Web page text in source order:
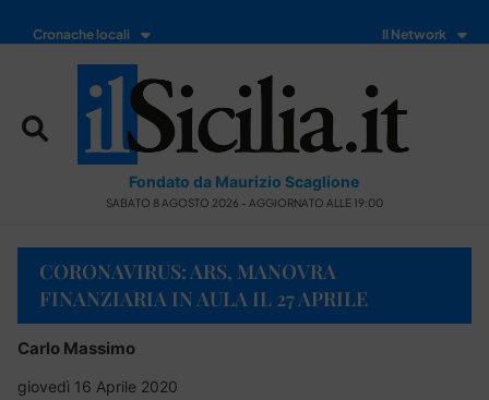
Cronache locali Il Network
Fondato da Maurizio Scaglione
SABATO 8 AGOSTO 2026 - AGGIORNATO ALLE 19:00
CORONAVIRUS: ARS, MANOVRA
FINANZIARIA IN AULA IL 27 APRILE
Carlo Massimo
giovedì 16 Aprile 2020